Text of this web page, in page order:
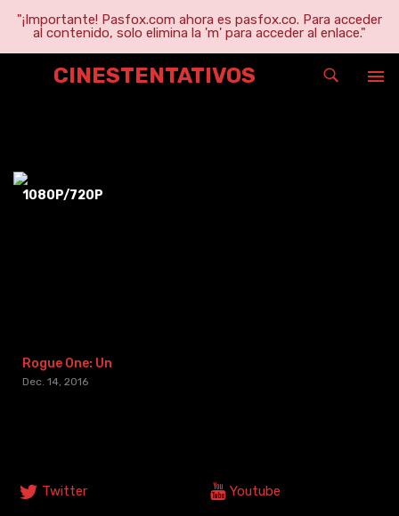
"¡Importante! Pasfox.com ahora es pasfox.co. Para acceder
al contenido, solo elimina la 'm' para acceder al enlace."
CINESTENTATIVOS
1080P/720P
Dec. 14, 2016
Twitter Youtube